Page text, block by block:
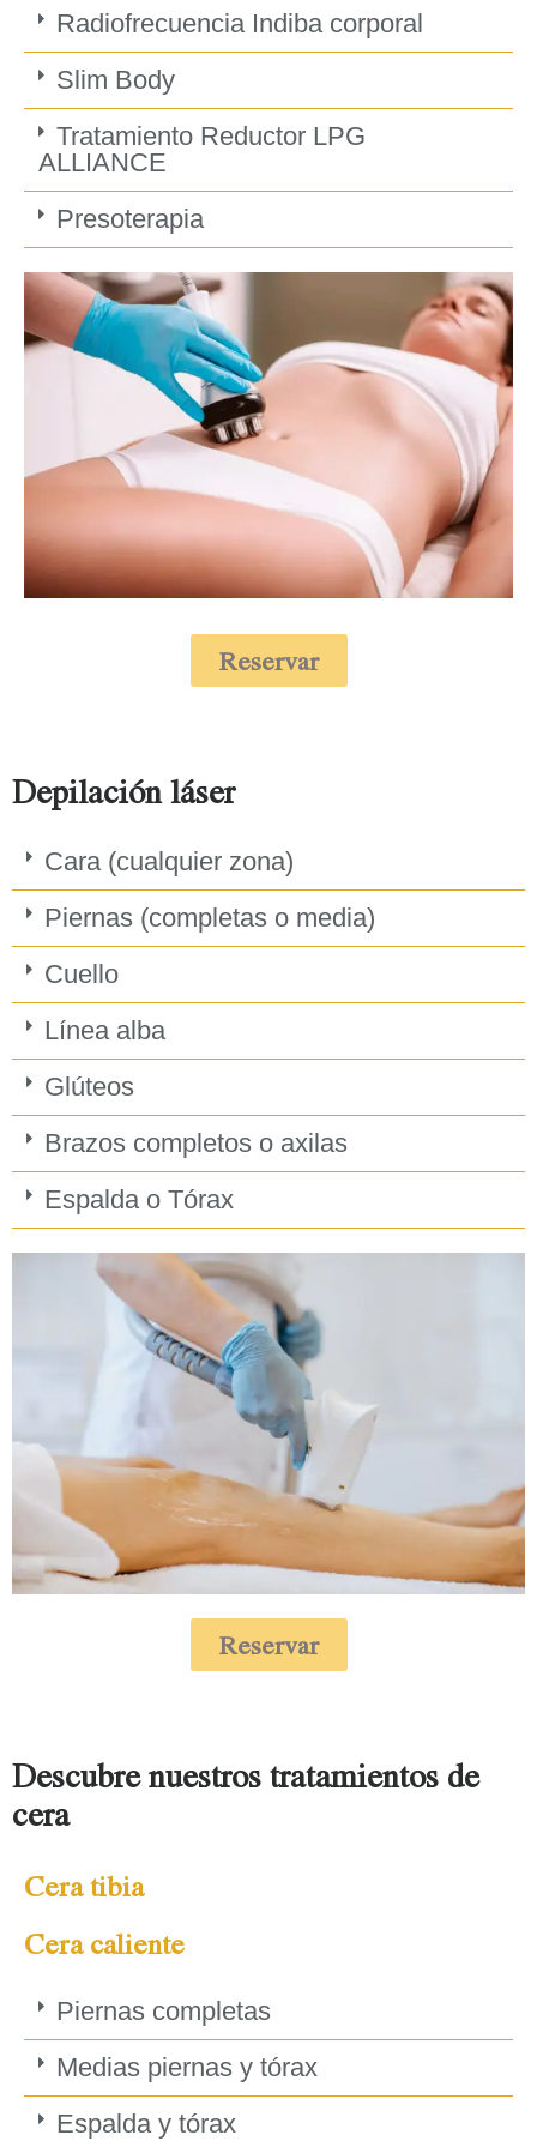
Radiofrecuencia Indiba corporal
Slim Body
Tratamiento Reductor LPG
ALLIANCE
Presoterapia
Reservar
Depilación láser
Cara (cualquier zona)
Piernas (completas o media)
Cuello
Línea alba
Glúteos
Brazos completos o axilas
Espalda o Tórax
Reservar
Descubre nuestros tratamientos de
cera
Cera tibia
Cera caliente
Piernas completas
Medias piernas y tórax
Espalda y tórax